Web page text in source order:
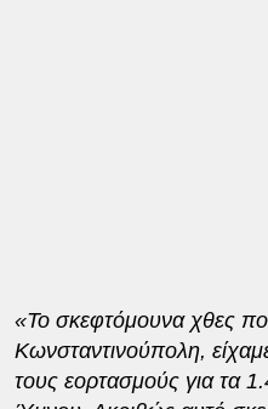
«Το σκεφτόμουνα χθες
Κωνσταντινούπολη,
τους εορτασμούς για τα